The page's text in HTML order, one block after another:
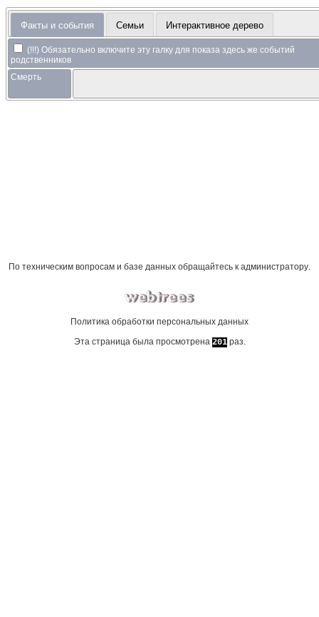
Факты и события Семьи Интерактивное дерево
(!!!) Обязательно включите эту галку для показа здесь же событий
родственников
Смерть
По техническим вопросам и базе данных обращайтесь к администратору.
Политика обработки персональных данных
Эта страница была просмотрена 201раз.